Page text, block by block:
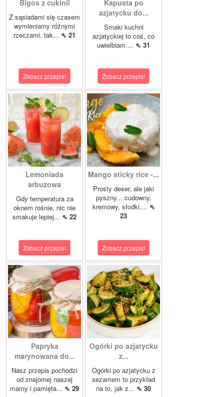
Bigos z cukinii
Z sąsiadami się czasem
wymieniamy różnymi
rzeczami, tak... ⇖ 21
Zobacz przepis!
Kapusta po
azjatycku do...
Smaki kuchni
azjatyckiej to coś, co
uwielbiam.... ⇖ 31
Zobacz przepis!
Lemoniada
arbuzowa
Gdy temperatura za
oknem rośnie, nic nie
smakuje lepiej... ⇖ 22
Zobacz przepis!
Mango sticky rice -...
Prosty deser, ale jaki
pyszny... cudowny,
kremowy, słodki.... ⇖
23
Zobacz przepis!
Papryka
marynowana do...
Nasz przepis pochodzi
od znajomej naszej
mamy i pamięta... ⇖ 29
Ogórki po azjatycku
z...
Ogórki po azjatycku z
sezamem to przykład
na to, jak z... ⇖ 30